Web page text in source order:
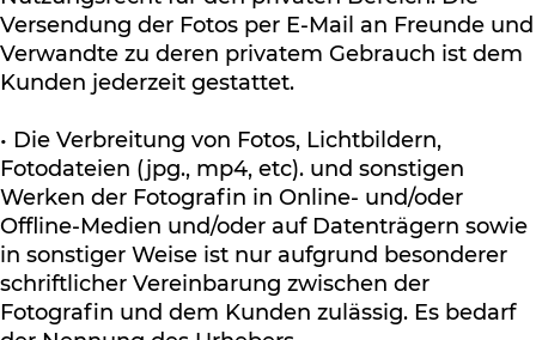
Versendung der Fotos per E-Mail an Freunde und
Verwandte zu deren privatem Gebrauch ist dem
Kunden jederzeit gestattet.
• Die Verbreitung von Fotos, Lichtbildern,
Fotodateien (jpg., mp4, etc). und sonstigen
Werken der Fotografin in Online- und/oder
Offline-Medien und/oder auf Datenträgern sowie
in sonstiger Weise ist nur aufgrund besonderer
schriftlicher Vereinbarung zwischen der
Fotografin und dem Kunden zulässig. Es bedarf